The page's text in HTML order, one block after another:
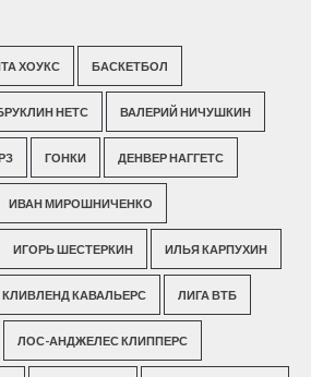
ХОУКС БАСКЕТБОЛ
НЕТС ВАЛЕРИЙ НИЧУШКИН
ГОНКИ ДЕНВЕР НАГГЕТС
ИВАН МИРОШНИЧЕНКО
ИГОРЬ ШЕСТЕРКИН ИЛЬЯ КАРПУХИН
КЛИВЛЕНД КАВАЛЬЕРС ЛИГА ВТБ
ЛОС-АНДЖЕЛЕС КЛИППЕРС